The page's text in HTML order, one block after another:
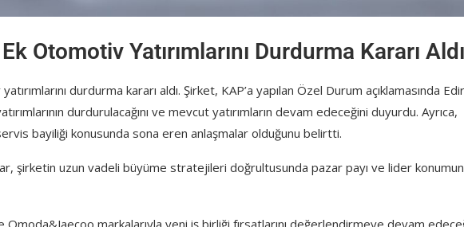
Otomotiv Yatırımlarını Durdurma Kararı Aldı
durdurma kararı aldı. Şirket, KAP’a yapılan Özel Durum açıklamasında
durdurulacağını ve mevcut yatırımların devam edeceğini duyurdu. Ayrıca,
bayiliği konusunda sona eren anlaşmalar olduğunu belirtti.
şirketin uzun vadeli büyüme stratejileri doğrultusunda pazar payı ve lider
markalarıyla yeni iş birliği fırsatlarını değerlendirmeye devam